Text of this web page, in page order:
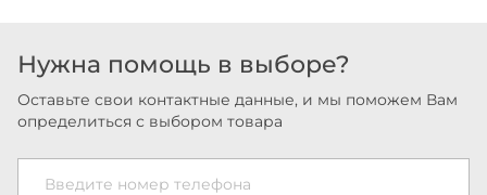
Нужна помощь в выборе?
Оставьте свои контактные данные, и мы поможем Вам
определиться с выбором товара
Введите номер телефона